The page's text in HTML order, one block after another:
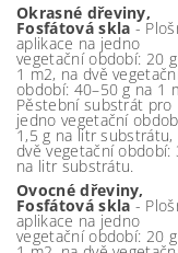
Okrasné dřeviny,
Fosfátová skla -
aplikace na jedno
vegetační období: 20
1 m2, na dvě
období: 40–50 g na 1
Pěstební substrát pro
jedno vegetační
1,5 g na litr substrátu,
dvě vegetační období:
na litr substrátu.
Ovocné dřeviny,
Fosfátová skla-
aplikace na jedno
vegetační období: 20